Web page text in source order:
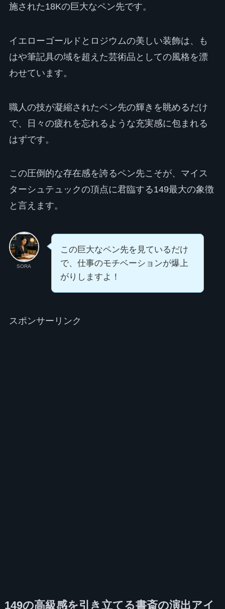
施された18Kの巨大なペン先です。
イエローゴールドとロジウムの美しい装飾は、も
はや筆記具の域を超えた芸術品としての風格を漂
わせています。
職人の技が凝縮されたペン先の輝きを眺めるだけ
で、日々の疲れを忘れるような充実感に包まれる
はずです。
この圧倒的な存在感を誇るペン先こそが、マイス
ターシュテュックの頂点に君臨する149最大の象徴
と言えます。
SORA
この巨大なペン先を見ているだけ
で、仕事のモチベーションが爆上
がりしますよ！
スポンサーリンク
149の高級感を引き立てる書斎の演出アイ